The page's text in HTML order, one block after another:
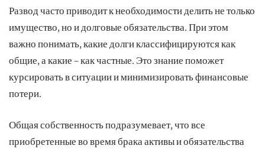
Развод часто приводит к необходимости делить не только
имущество, но и долговые обязательства. При этом
важно понимать, какие долги классифицируются как
общие, а какие – как частные. Это знание поможет
курсировать в ситуации и минимизировать финансовые
потери.
Общая собственность подразумевает, что все
приобретенные во время брака активы и обязательства